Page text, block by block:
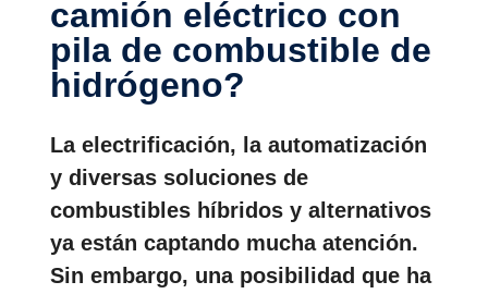
camión eléctrico con
pila de combus­tible de
hidró­geno?
La electrificación, la automatización
y diversas soluciones de
combustibles híbridos y alternativos
ya están captando mucha atención.
Sin embargo, una posibilidad que ha